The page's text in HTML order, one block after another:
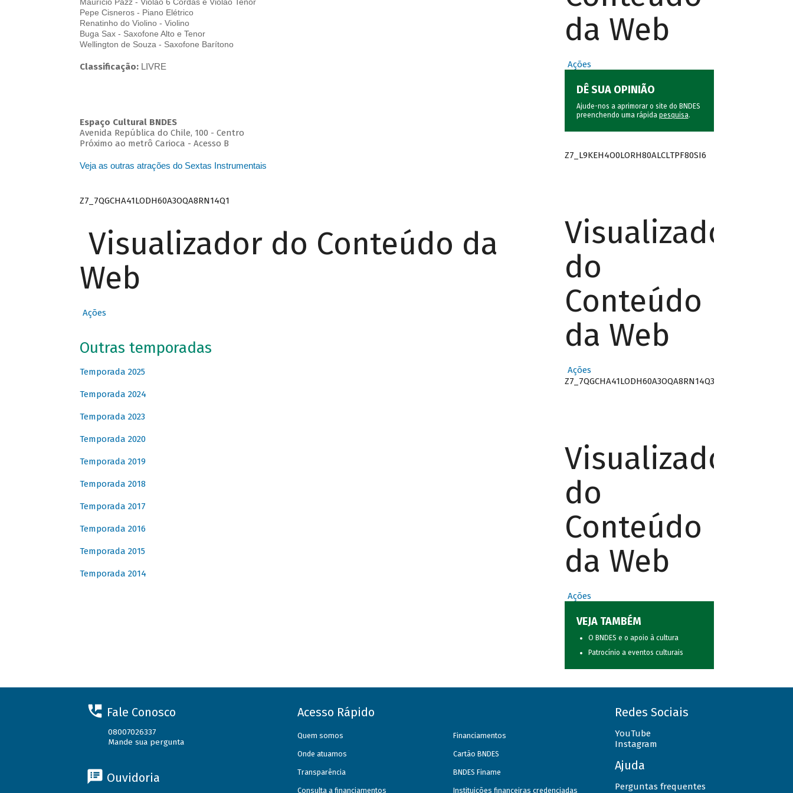
Maurício Pazz - Violão 6 Cordas e Violão Tenor
Pepe Cisneros - Piano Elétrico
Renatinho do Violino - Violino
Buga Sax - Saxofone Alto e Tenor
Wellington de Souza - Saxofone Barítono
Classificação: LIVRE
Espaço Cultural BNDES
Avenida República do Chile, 100 - Centro
Próximo ao metrô Carioca - Acesso B
Veja as outras atrações do Sextas Instrumentais
Z7_7QGCHA41LODH60A3OQA8RN14Q1
Visualizador do Conteúdo da
Web
Ações
Outras temporadas
Temporada 2025
Temporada 2024
Temporada 2023
Temporada 2020
Temporada 2019
Temporada 2018
Temporada 2017
Temporada 2016
Temporada 2015
Temporada 2014
da Web
Ações
DÊ SUA OPINIÃO
Ajude-nos a aprimorar o site do BNDES
preenchendo uma rápida pesquisa.
Z7_L9KEH4O0LORH80ALCLTPF80SI6
Visualizador
do
Conteúdo
da Web
Ações
Z7_7QGCHA41LODH60A3OQA8RN14Q3
Visualizador
do
Conteúdo
da Web
Ações
VEJA TAMBÉM
O BNDES e o apoio à cultura
Patrocínio a eventos culturais
Fale Conosco
08007026337
Mande sua pergunta
Ouvidoria
Acesso Rápido
Quem somos
Onde atuamos
Transparência
Consulta a financiamentos
Financiamentos
Cartão BNDES
BNDES Finame
Instituições financeiras credenciadas
Redes Sociais
YouTube
Instagram
Ajuda
Perguntas frequentes